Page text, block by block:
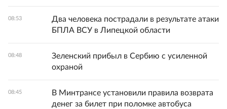
08:53
Два человека пострадали в результате атаки
БПЛА ВСУ в Липецкой области
08:48
Зеленский прибыл в Сербию с усиленной
охраной
08:45
В Минтрансе установили правила возврата
денег за билет при поломке автобуса